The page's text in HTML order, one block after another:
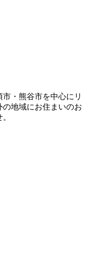
・熊谷市を中心にリ
地域にお住まいのお